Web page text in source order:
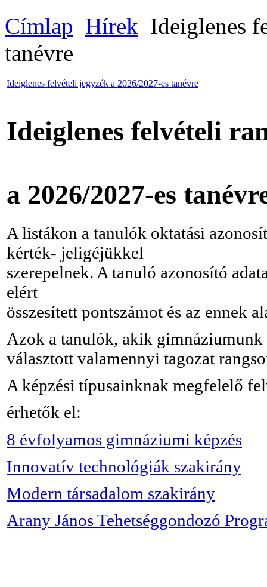
Címlap Hírek Ideiglenes
tanévre
Ideiglenes felvételi jegyzék a 2026/2027-es tanévre
Ideiglenes felvételi
a 2026/2027-es
A listákon a tanulók oktatási
kérték- jeligéjükkel
szerepelnek. A tanuló azonosító
elért
összesített pontszámot és az ennek
Azok a tanulók, akik
választott valamennyi tagozat
A képzési típusainknak megfelelő
érhetők el:
8 évfolyamos gimnáziumi képzés
Innovatív technológiák szakirány
Modern társadalom szakirány
Arany János Tehetséggondozó